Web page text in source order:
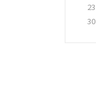
23
30